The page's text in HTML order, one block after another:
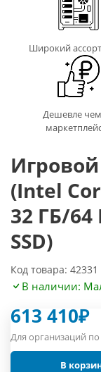
Широкий
Дешевле
Игровой
(Intel
32 ГБ/64
SSD)
Код товара: 42331
В наличии:
613 410₽
Для организаций
В